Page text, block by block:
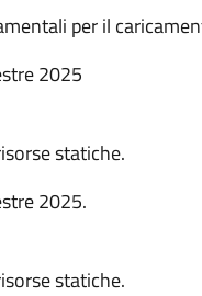
per il
2025
statiche.
2025.
statiche.